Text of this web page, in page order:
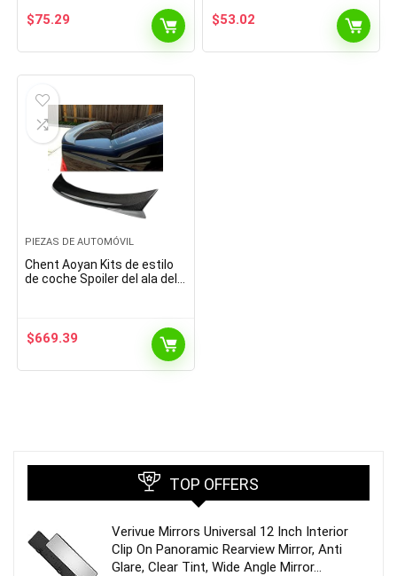
$75.29 $53.02
PIEZAS DE AUTOMÓVIL
Chent Aoyan Kits de estilo
de coche Spoiler del ala del
$669.39
TOP OFFERS
Verivue Mirrors Universal 12 Inch Interior
Clip On Panoramic Rearview Mirror, Anti
Glare, Clear Tint, Wide Angle Mirror…